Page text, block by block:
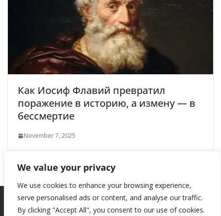
We value your privacy
We use cookies to enhance your browsing experience,
serve personalised ads or content, and analyse our traffic.
By clicking "Accept All", you consent to our use of cookies.
Как Иосиф Флавий превратил
поражение в историю, а измену — в
бессмертие
November 7, 2025